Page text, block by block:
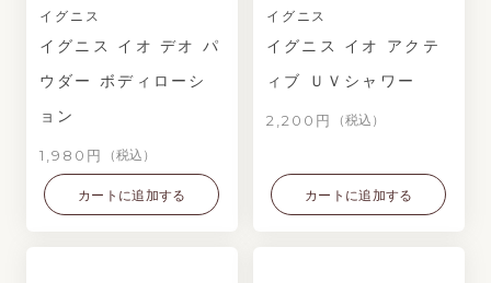
イグニス
イグニス イオ デオ パ
ウダー ボディローシ
ョン
1,980円 （税込）
カートに追加する
イグニス
イグニス イオ アクテ
ィブ ＵＶシャワー
2,200円 （税込）
カートに追加する